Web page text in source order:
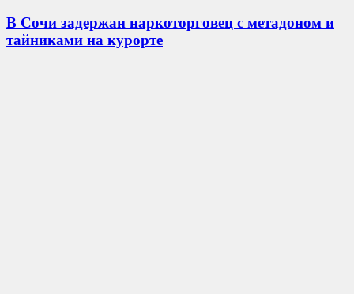
В Сочи задержан наркоторговец с метадоном и
тайниками на курорте